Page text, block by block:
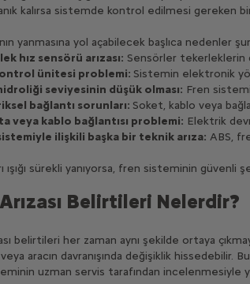
kalırsa sistemde kontrol edilmesi gereken
yanmasına yol açabilecek başlıca nedenler
hız sensörü arızası: Sensörler tekerleklerin
ünitesi problemi: Sistemin elektronik
seviyesinin düşük olması: Fren
bağlantı sorunları: Soket, kablo veya
veya kablo bağlantısı problemi: Elektrik
ilişkili başka bir teknik arıza: ABS,
ışığı sürekli yanıyorsa, fren sisteminin
Belirtileri Nelerdir?
belirtileri her zaman aynı şekilde ortaya
aracın davranışında değişiklik
uzman servis tarafından incelenmesiyle